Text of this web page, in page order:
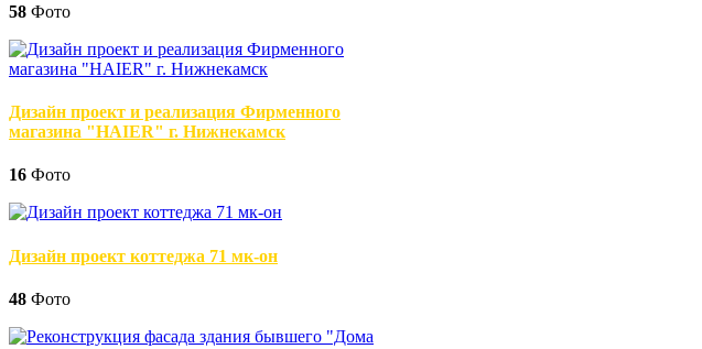
58 Фото
Дизайн проект и реализация Фирменного
магазина "HAIER" г. Нижнекамск
16 Фото
Дизайн проект коттеджа 71 мк-он
48 Фото